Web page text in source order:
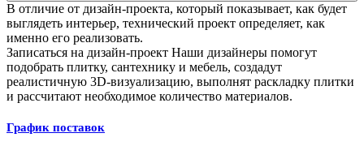
В отличие от дизайн-проекта, который показывает, как будет
выглядеть интерьер, технический проект определяет, как
именно его реализовать.
Записаться на дизайн-проект Наши дизайнеры помогут
подобрать плитку, сантехнику и мебель, создадут
реалистичную 3D-визуализацию, выполнят раскладку плитки
и рассчитают необходимое количество материалов.
График поставок